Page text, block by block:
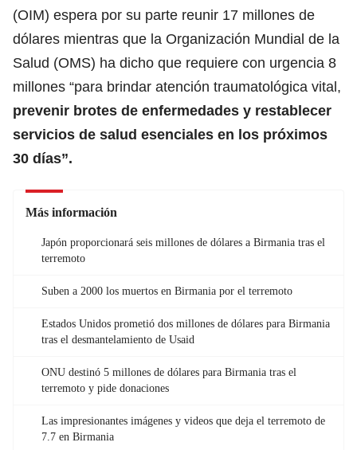
(OIM) espera por su parte reunir 17 millones de
dólares mientras que la Organización Mundial de la
Salud (OMS) ha dicho que requiere con urgencia 8
millones “para brindar atención traumatológica vital,
prevenir brotes de enfermedades y restablecer
servicios de salud esenciales en los próximos
30 días”.
Más información
Japón proporcionará seis millones de dólares a Birmania tras el
terremoto
Suben a 2000 los muertos en Birmania por el terremoto
Estados Unidos prometió dos millones de dólares para Birmania
tras el desmantelamiento de Usaid
ONU destinó 5 millones de dólares para Birmania tras el
terremoto y pide donaciones
Las impresionantes imágenes y videos que deja el terremoto de
7.7 en Birmania